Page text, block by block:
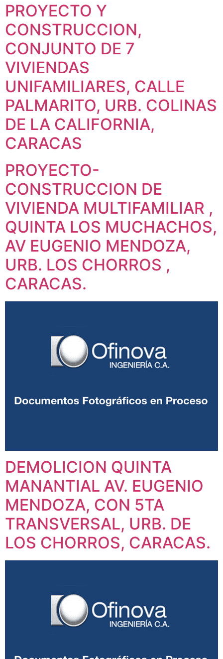
PROYECTO Y
CONSTRUCCION,
CONJUNTO DE 7
VIVIENDAS
UNIFAMILIARES, CALLE
PALMARITO, URB. COLINAS
DE LA CALIFORNIA,
CARACAS
PROYECTO-
CONSTRUCCION DE
VIVIENDA MULTIFAMILIAR ,
QUINTA LOS MUCHACHOS,
AV EUGENIO MENDOZA,
URB. LOS CHORROS ,
CARACAS.
DEMOLICION QUINTA
MANANTIAL AV. EUGENIO
MENDOZA, CON 5TA
TRANSVERSAL, URB. DE
LOS CHORROS, CARACAS.